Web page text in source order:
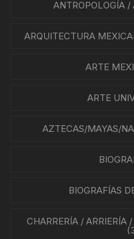
ANTROPOLOGÍA /
ARQUITECTURA
ARTE
ARTE
AZTECAS/MAYAS/
BIOGRAFÍAS
CHARRERÍA / ARRIERÍA